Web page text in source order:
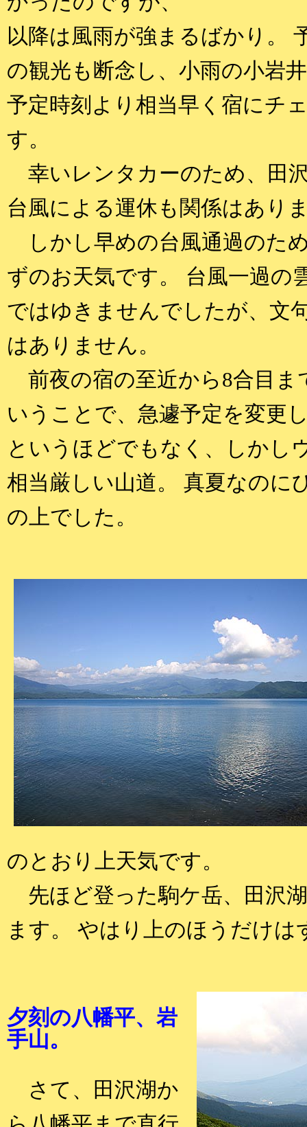
以降は風雨が強まるばかり。
の観光も断念し、小雨の小岩
予定時刻より相当早く宿にチ
す。
幸いレンタカーのため、田
台風による運休も関係はあり
しかし早めの台風通過のた
ずのお天気です。 台風一過の
ではゆきませんでしたが、文
はありません。
前夜の宿の至近から8合目ま
いうことで、急遽予定を変更
というほどでもなく、しかし
相当厳しい山道。 真夏なのに
の上でした。
のとおり上天気です。
先ほど登った駒ケ岳、田沢
ます。 やはり上のほうだけは
夕刻の八幡平、岩
手山。
さて、田沢湖か